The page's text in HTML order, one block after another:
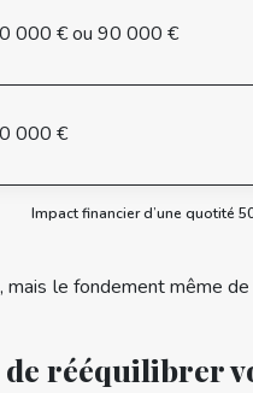
Impact financier d’une quotité
000 € ou 90 000 €
000 €
le fondement même
rééquilibrer